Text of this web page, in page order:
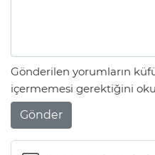
Gönderilen yorumların
içermemesi gerektiğini
Gönder